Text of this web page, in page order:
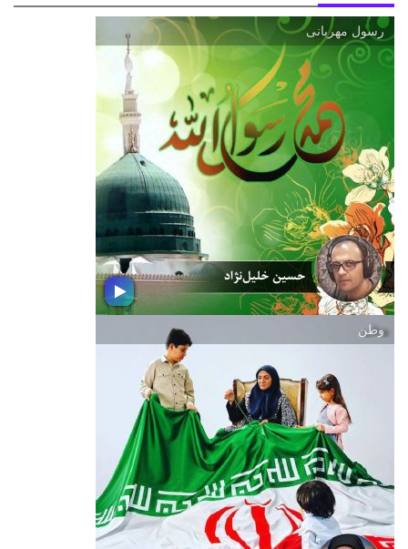
رسول مهربانی
رسول مهربانی
در شادباش ولادت باسعادت رسول اكرم
(ص) ؛ شنونده این بسته موسیقی باشید
وطن